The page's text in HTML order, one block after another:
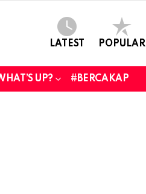
LATEST POPULAR
UP? #BERCAKAP